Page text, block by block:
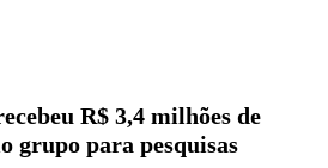
R$ 3,4 milhões de
grupo para pesquisas